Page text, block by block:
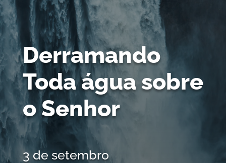
Derramando
Toda água sobre
o Senhor
3 de setembro